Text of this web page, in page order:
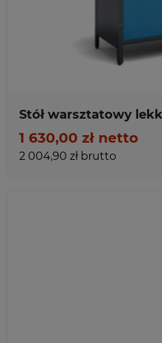
Stół warsztatowy
1 630,00 zł netto
2 004,90 zł brutto